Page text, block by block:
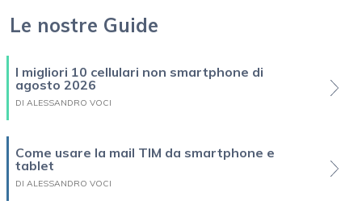
Le nostre Guide
I migliori 10 cellulari non smartphone di
agosto 2026
DI ALESSANDRO VOCI
Come usare la mail TIM da smartphone e
tablet
DI ALESSANDRO VOCI